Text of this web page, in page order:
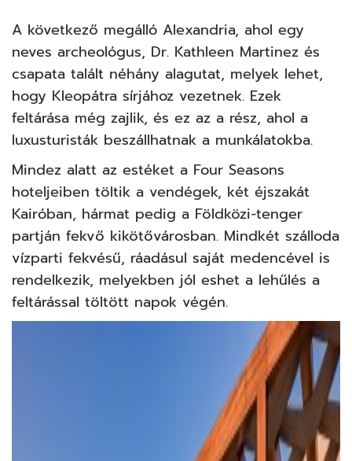
A következő megálló Alexandria, ahol egy
neves archeológus, Dr. Kathleen Martinez és
csapata talált néhány alagutat, melyek lehet,
hogy Kleopátra sírjához vezetnek. Ezek
feltárása még zajlik, és ez az a rész, ahol a
luxusturisták beszállhatnak a munkálatokba.
Mindez alatt az estéket a Four Seasons
hoteljeiben töltik a vendégek, két éjszakát
Kairóban, hármat pedig a Földközi-tenger
partján fekvő kikötővárosban. Mindkét szálloda
vízparti fekvésű, ráadásul saját medencével is
rendelkezik, melyekben jól eshet a lehűlés a
feltárással töltött napok végén.